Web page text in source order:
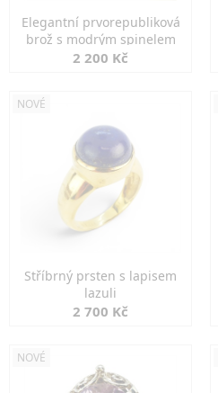
Elegantní prvorepubliková
brož s modrým spinelem
2 200 Kč
NOVÉ
Stříbrný prsten s lapisem
lazuli
2 700 Kč
NOVÉ